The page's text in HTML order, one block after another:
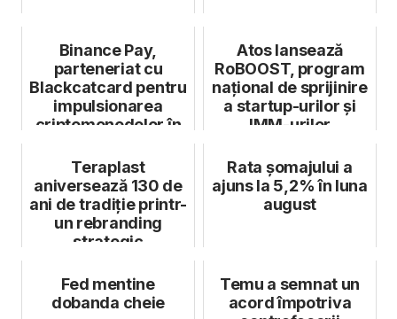
Binance Pay,
parteneriat cu
Blackcatcard pentru
impulsionarea
criptomonedelor în
Atos lansează
RoBOOST, program
național de sprijinire
a startup-urilor și
IMM-urilor
Teraplast
aniversează 130 de
ani de tradiție printr-
un rebranding
strategic
Rata şomajului a
ajuns la 5,2% în luna
august
Fed mentine
dobanda cheie
Temu a semnat un
acord împotriva